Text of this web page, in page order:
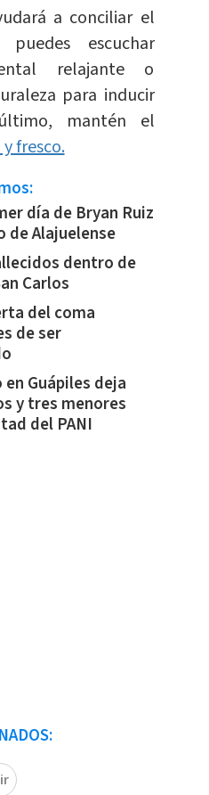
a conciliar el
puedes escuchar
relajante o
para inducir
mantén el
fresco.
día de Bryan Ruiz
de Alajuelense
dentro de
Carlos
del coma
de ser
Guápiles deja
y tres menores
del PANI